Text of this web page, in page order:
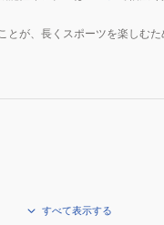
が、長くスポーツを楽しむ
すべて表示する